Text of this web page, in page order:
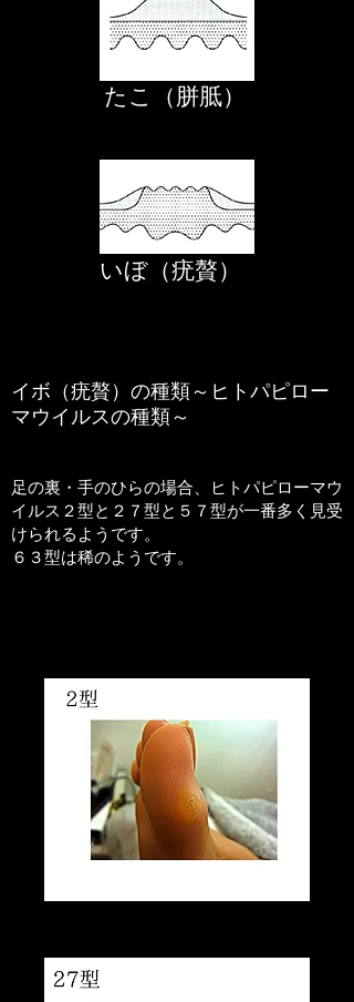
たこ（胼胝）
いぼ（疣贅）
イボ（疣贅）の種類～ヒトパピロー
マウイルスの種類～
​足の裏・手のひらの場合、ヒトパピローマウ
イルス２型と２７型と５７型が一番多く見受
けられるようです。
６３型は稀のようです。